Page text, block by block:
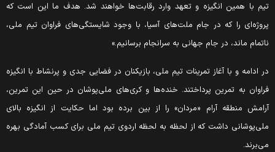
با همین انگیزه و تعهد وارد رقابت‌ها خواهند شد. هدف ما این است که
را که در جام ملت‌های آسیا، با وجود شایستگی‌های فراوان تیم ملی،
ماند، در جام جهانی به سرانجام برسانیم.»
ادامه و با آغاز تمرینات تیم ملی، بازیکنان در فضایی جدی و پرنشاط با انگیزه
به تمرین پرداختند. خنده‌ها و کری‌های ملی‌پوشان در حین این تمرین،
منطقه آرام «مردان» را از بین برده بود اما حکایت از انگیزه بالای
داشت که از لحظه به لحظه اردوی تیم ملی برای کسب آمادگی بهره